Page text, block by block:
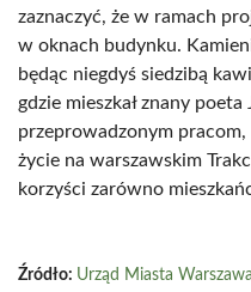
zaznaczyć, że w ramach
w oknach budynku.
będąc niegdyś siedzibą
gdzie mieszkał znany
przeprowadzonym
życie na warszawskim
korzyści zarówno
Źródło: Urząd Miasta Warszawa